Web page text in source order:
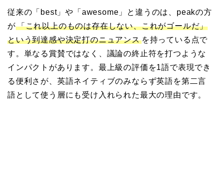
従来の「best」や「awesome」と違うのは、peakの方
が 「これ以上のものは存在しない、これがゴールだ」
という到達感や決定打のニュアンスを持っている点で
す。単なる賞賛ではなく、議論の終止符を打つような
インパクトがあります。最上級の評価を1語で表現でき
る便利さが、英語ネイティブのみならず英語を第二言
語として使う層にも受け入れられた最大の理由です。